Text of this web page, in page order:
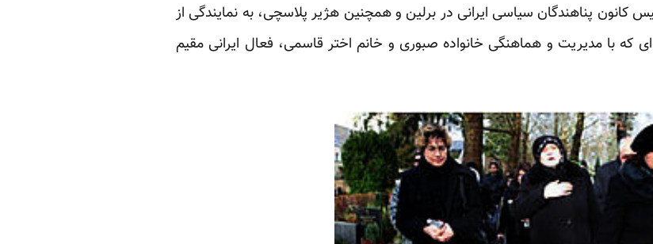
کانون پناهندگان سیاسی ایرانی در برلین و همچنین هژیر پلاسچی، به نمایندگی از
که با مدیریت و هماهنگی خانواده صبوری و خانم اختر قاسمی، فعال ایرانی مقیم